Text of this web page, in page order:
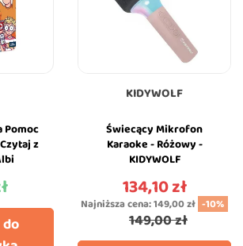
Pomoc
z
KIDYWOLF
Świecący Mikrofon
Karaoke - Różowy -
KIDYWOLF
Cena
134,10 zł
Najniższa cena:149,00 zł -10%
149,00 zł